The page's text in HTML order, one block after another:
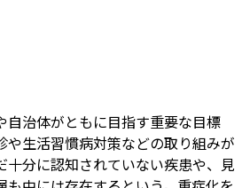
自治体がともに目指す重要な目標
や生活習慣病対策などの取り組みが
十分に認知されていない疾患や、見